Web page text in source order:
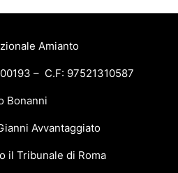
Amianto
– C.F: 97521310587
Bonanni
Avvantaggiato
il Tribunale di Roma